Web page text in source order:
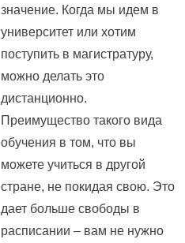
значение. Когда мы идем в
университет или хотим
поступить в магистратуру,
можно делать это
дистанционно.
Преимущество такого вида
обучения в том, что вы
можете учиться в другой
стране, не покидая свою. Это
дает больше свободы в
расписании – вам не нужно